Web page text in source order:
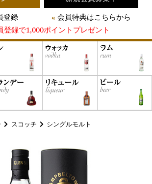
登録
会員特典はこちらから
登録で1,000ポイントプレゼント
スコッチ シングルモルト